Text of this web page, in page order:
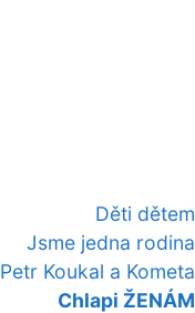
Děti dětem
Jsme jedna rodina
Petr Koukal a Kometa
Chlapi ŽENÁM